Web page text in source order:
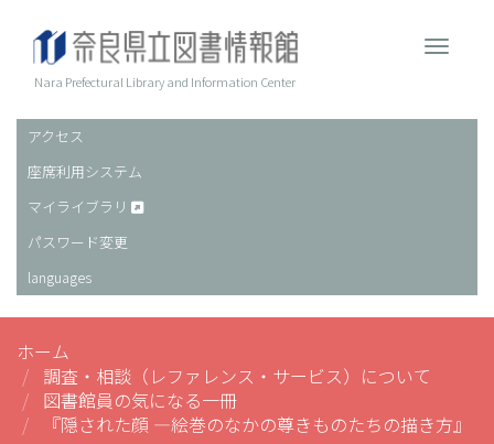
Nara Prefectural Library and Information Center
ヘ
ッ
ダ
ー
アクセス
座席利用システム
マイライブラリ
パスワード変更
languages
ホーム
調査・相談（レファレンス・サービス）について
図書館員の気になる一冊
『隠された顔 ―絵巻のなかの尊きものたちの描き方』